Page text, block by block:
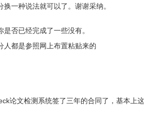
一种说法就可以了。谢谢采纳。
否已经完成了一些没有。
人都是参照网上布置粘贴来的
论文检测系统签了三年的合同了，基本上